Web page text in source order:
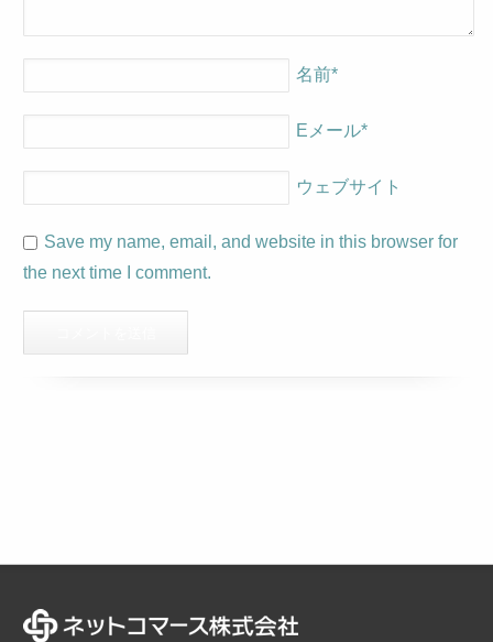
名前*
Eメール*
ウェブサイト
Save my name, email, and website in this browser for
the next time I comment.